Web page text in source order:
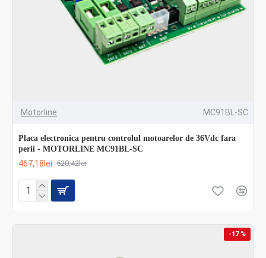
Motorline MC91BL-SC
Placa electronica pentru controlul motoarelor de 36Vdc fara
perii - MOTORLINE MC91BL-SC
467,18lei 520,42lei
-17 %